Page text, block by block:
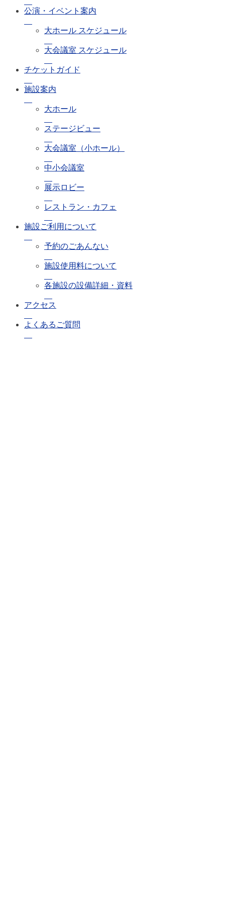
公演・イベント案内
大ホール スケジュール
大会議室 スケジュール
チケットガイド
施設案内
大ホール
ステージビュー
大会議室（小ホール）
中小会議室
展示ロビー
レストラン・カフェ
施設ご利用について
予約のごあんない
施設使用料について
各施設の設備詳細・資料
アクセス
よくあるご質問